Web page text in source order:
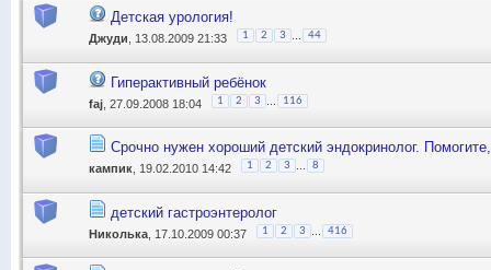
Детская урология!
Джуди , 13.08.2009 21:33 1 2 3 44
Гиперактивный ребёнок
faj , 27.09.2008 18:04 1 2 3 116
Срочно нужен хороший детский эндокринолог.
кампик , 19.02.2010 14:42 1 2 3 8
детский гастроэнтеролог
Николька , 17.10.2009 00:37 1 2 3 416